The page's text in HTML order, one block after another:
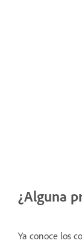
¿Alguna
Ya conoce los